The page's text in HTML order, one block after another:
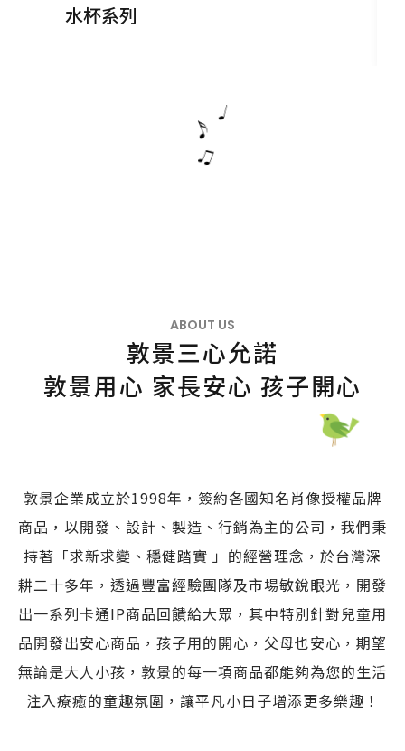
水杯系列
ABOUT US
敦景三心允諾
敦景用心 家長安心 孩子開心
敦景企業成立於1998年，簽約各國知名肖像授權品牌
商品，以開發、設計、製造、行銷為主的公司，我們秉
持著「求新求變、穩健踏實 」的經營理念，於台灣深
耕二十多年，透過豐富經驗團隊及市場敏銳眼光，開發
出一系列卡通IP商品回饋給大眾，其中特別針對兒童用
品開發出安心商品，孩子用的開心，父母也安心，期望
無論是大人小孩，敦景的每一項商品都能夠為您的生活
注入療癒的童趣氛圍，讓平凡小日子增添更多樂趣！